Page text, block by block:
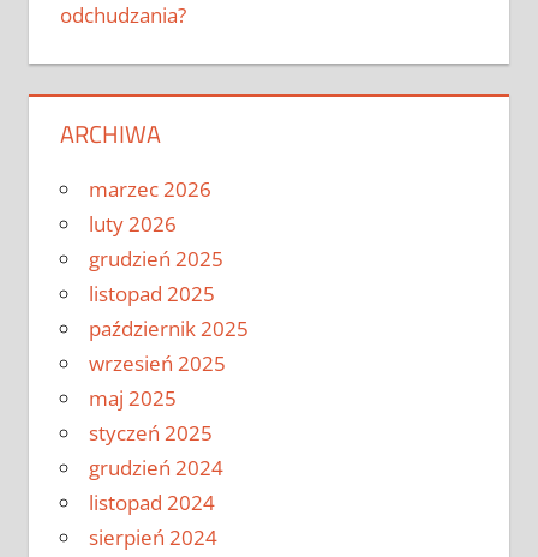
odchudzania?
ARCHIWA
marzec 2026
luty 2026
grudzień 2025
listopad 2025
październik 2025
wrzesień 2025
maj 2025
styczeń 2025
grudzień 2024
listopad 2024
sierpień 2024